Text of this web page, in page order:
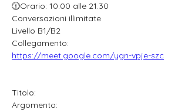
🕧Orario: 10:00 alle 21.30
Conversazioni illimitate
Livello B1/B2
Collegamento:
https://meet.google.com/ygn-vpje-szc
Titolo:
Argomento: